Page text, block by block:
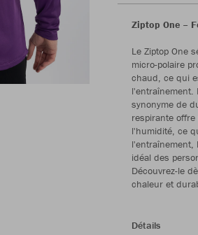
Ziptop One –
Le Ziptop One
micro-polaire
chaud, ce qui
l'entraînement.
synonyme de
respirante
l'humidité, ce
l'entraînement,
idéal des
Découvrez-le
chaleur et
Détails